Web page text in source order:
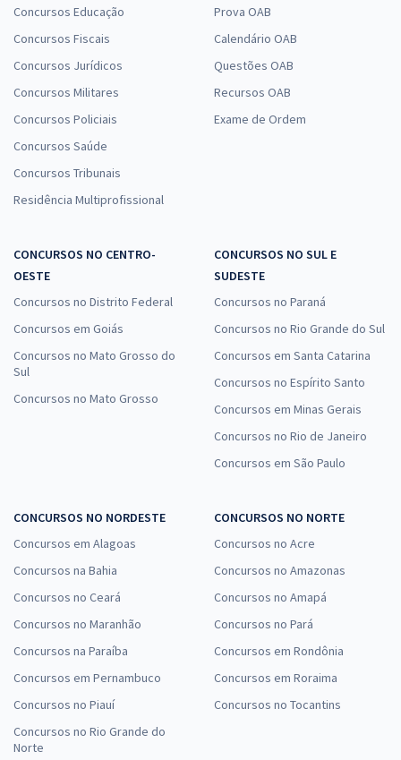
Concursos Educação
Concursos Fiscais
Concursos Jurídicos
Concursos Militares
Concursos Policiais
Concursos Saúde
Concursos Tribunais
Residência Multiprofissional
Prova OAB
Calendário OAB
Questões OAB
Recursos OAB
Exame de Ordem
CONCURSOS NO CENTRO-
OESTE
Concursos no Distrito Federal
Concursos em Goiás
Concursos no Mato Grosso do
Sul
Concursos no Mato Grosso
CONCURSOS NO SUL E
SUDESTE
Concursos no Paraná
Concursos no Rio Grande do Sul
Concursos em Santa Catarina
Concursos no Espírito Santo
Concursos em Minas Gerais
Concursos no Rio de Janeiro
Concursos em São Paulo
CONCURSOS NO NORDESTE
Concursos em Alagoas
Concursos na Bahia
Concursos no Ceará
Concursos no Maranhão
Concursos na Paraíba
Concursos em Pernambuco
Concursos no Piauí
Concursos no Rio Grande do
Norte
CONCURSOS NO NORTE
Concursos no Acre
Concursos no Amazonas
Concursos no Amapá
Concursos no Pará
Concursos em Rondônia
Concursos em Roraima
Concursos no Tocantins